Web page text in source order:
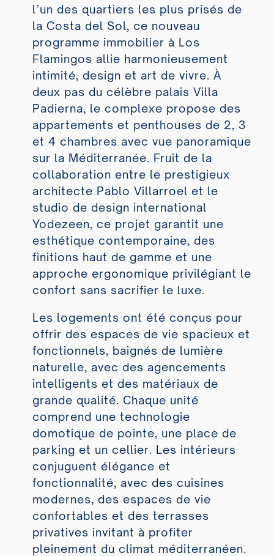
l’un des quartiers les plus prisés de
la Costa del Sol, ce nouveau
programme immobilier à Los
Flamingos allie harmonieusement
intimité, design et art de vivre. À
deux pas du célèbre palais Villa
Padierna, le complexe propose des
appartements et penthouses de 2, 3
et 4 chambres avec vue panoramique
sur la Méditerranée. Fruit de la
collaboration entre le prestigieux
architecte Pablo Villarroel et le
studio de design international
Yodezeen, ce projet garantit une
esthétique contemporaine, des
finitions haut de gamme et une
approche ergonomique privilégiant le
confort sans sacrifier le luxe.
Les logements ont été conçus pour
offrir des espaces de vie spacieux et
fonctionnels, baignés de lumière
naturelle, avec des agencements
intelligents et des matériaux de
grande qualité. Chaque unité
comprend une technologie
domotique de pointe, une place de
parking et un cellier. Les intérieurs
conjuguent élégance et
fonctionnalité, avec des cuisines
modernes, des espaces de vie
confortables et des terrasses
privatives invitant à profiter
pleinement du climat méditerranéen.